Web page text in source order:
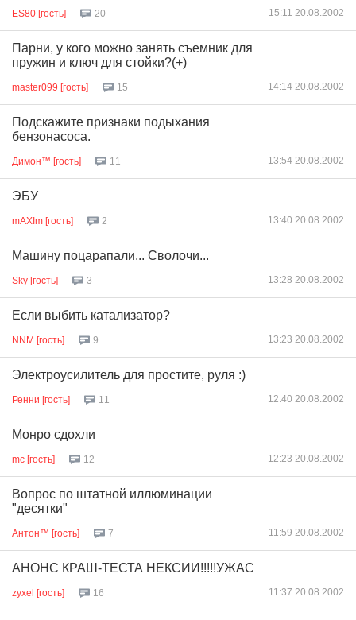
ES80 [гость] 20 15:11 20.08.2002
Парни, у кого можно занять съемник для
пружин и ключ для стойки?(+)
master099 [гость] 15 14:14 20.08.2002
Подскажите признаки подыхания
бензонасоса.
Димон™ [гость] 11 13:54 20.08.2002
ЭБУ
mAXIm [гость] 2 13:40 20.08.2002
Машину поцарапали... Сволочи...
Sky [гость] 3 13:28 20.08.2002
Если выбить катализатор?
NNM [гость] 9 13:23 20.08.2002
Электроусилитель для простите, руля :)
Ренни [гость] 11 12:40 20.08.2002
Монро сдохли
mc [гость] 12 12:23 20.08.2002
Вопрос по штатной иллюминации
"десятки"
Антон™ [гость] 7 11:59 20.08.2002
АНОНС КРАШ-ТЕСТА НЕКСИИ!!!!!УЖАС
zyxel [гость] 16 11:37 20.08.2002